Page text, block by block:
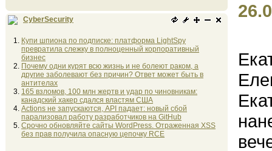
CyberSecurity
Купи шпиона по подписке: платформа LightSpy
превратила слежку в полноценный корпоративный
бизнес
Почему одни курят всю жизнь и не болеют раком, а
другие заболевают без причин? Ответ может быть в
антителах
165 взломов, 100 млн жертв и удар по чиновникам:
канадский хакер сдался властям США
Actions не запускаются, API падает: новый сбой
парализовал работу разработчиков на GitHub
Срочно обновляйте сайты WordPress. Отраженная XSS
без прав получила опасную цепочку RCE